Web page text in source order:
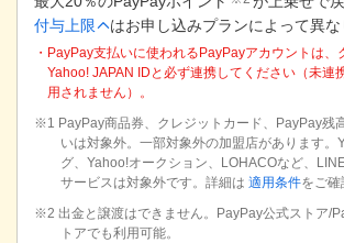
付与上限
はお申し込みプランによって異な
・PayPay支払いに使われるPayPayアカウントは、
Yahoo! JAPAN IDと必ず連携してください（未連
用されません）。
※1 PayPay商品券、クレジットカード、PayPay残
いは対象外。一部対象外の加盟店があります。
グ、Yahoo!オークション、LOHACOなど、
サービスは対象外です。詳細は 適用条件をご確
※2 出金と譲渡はできません。PayPay公式ストア/
トアでも利用可能。